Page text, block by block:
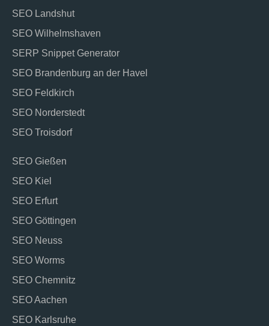
SEO Landshut
SEO Wilhelmshaven
SERP Snippet Generator
SEO Brandenburg an der Havel
SEO Feldkirch
SEO Norderstedt
SEO Troisdorf
SEO Gießen
SEO Kiel
SEO Erfurt
SEO Göttingen
SEO Neuss
SEO Worms
SEO Chemnitz
SEO Aachen
SEO Karlsruhe